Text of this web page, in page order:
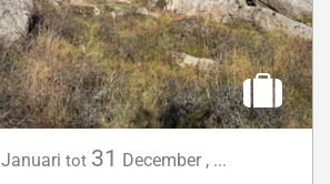
Januari tot 31 December , ...